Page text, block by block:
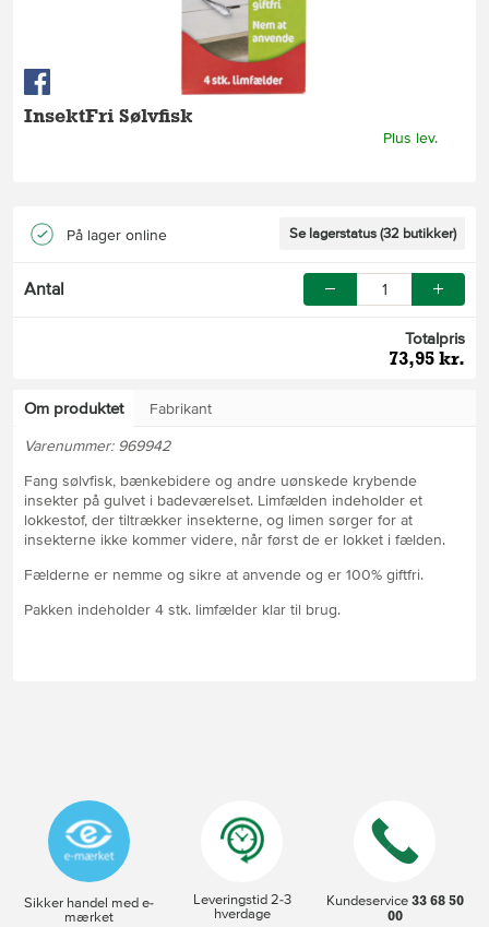
InsektFri Sølvfisk
Plus lev.
På lager online Se lagerstatus (32 butikker)
Antal
Totalpris
73,95 kr.
Om produktet
Fabrikant
Varenummer: 969942
Fang sølvfisk, bænkebidere og andre uønskede krybende
insekter på gulvet i badeværelset. Limfælden indeholder et
lokkestof, der tiltrækker insekterne, og limen sørger for at
insekterne ikke kommer videre, når først de er lokket i fælden.
Fælderne er nemme og sikre at anvende og er 100% giftfri.
Pakken indeholder 4 stk. limfælder klar til brug.
Sikker handel med e-
mærket
Leveringstid 2-3
hverdage
Kundeservice33 68 50
00